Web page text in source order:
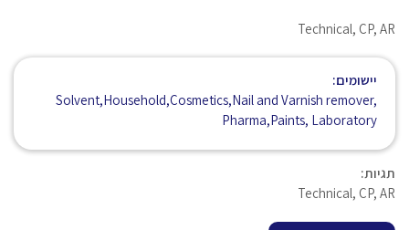
Technical, CP, AR
יישומים:
Solvent,Household,Cosmetics,Nail and Varnish remover,
Pharma,Paints, Laboratory
תגיות:
Technical, CP, AR